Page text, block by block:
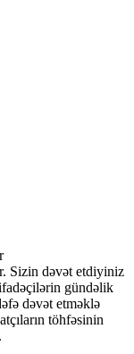
Sizin dəvət etdiyiniz
gündəlik
dəvət etməklə
töhfəsinin